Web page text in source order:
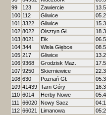
99
123 Zawiercie
100 112 Gliwice
101 3322 Gliwice
102 8022 Olsztyn Gł.
103 8021 Ełk
104 344 Wisła Głębce
105 217 Gliwice
106 9368 Grodzisk Maz.
107 9250 Skierniewice
108 630 Poznań Gł.
109 41439 Tarn Góry
110 6014 Herby Nowe
111
66020 Nowy Sacz
112 66021 Limanowa